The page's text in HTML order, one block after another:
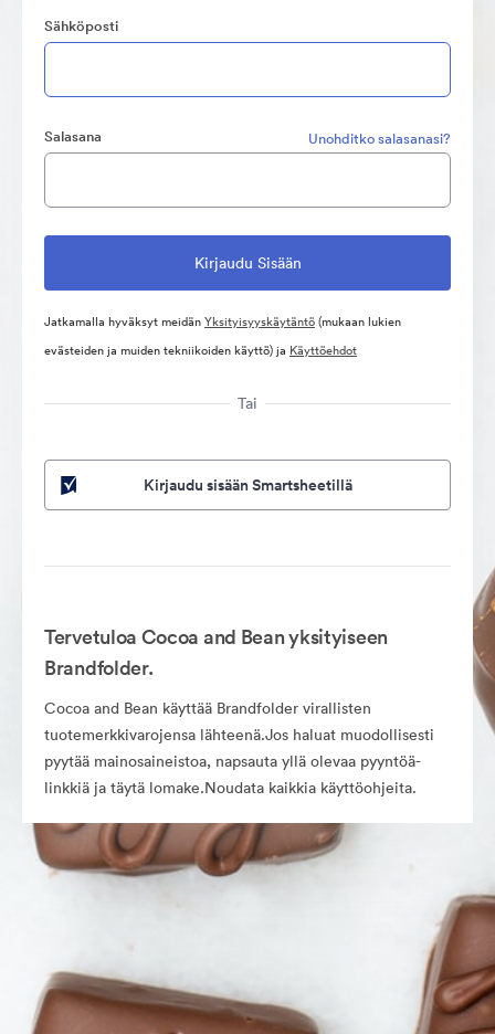
Sähköposti
Salasana Unohditko salasanasi?
Jatkamalla hyväksyt meidänYksityisyyskäytäntö(mukaan lukien
evästeiden ja muiden tekniikoiden käyttö) ja Käyttöehdot
Tai
Kirjaudu sisään Smartsheetillä
Tervetuloa Cocoa and Bean yksityiseen
Brandfolder.
Cocoa and Bean käyttää Brandfolder virallisten
tuotemerkkivarojensa lähteenä.Jos haluat muodollisesti
pyytää mainosaineistoa, napsauta yllä olevaa pyyntöä-
linkkiä ja täytä lomake.Noudata kaikkia käyttöohjeita.